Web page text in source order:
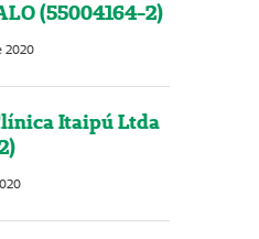
(55004164-2)
2020
Itaipú Ltda